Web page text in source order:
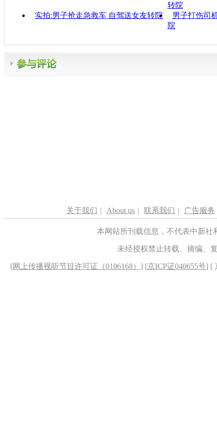
转院
实拍:男子抢走急救车 自驾送女友转院
男子打伤司
院
关于我们 | About us | 联系我们 | 广告服务
本网站所刊载信息，不代表中新
未经授权禁止转载、摘编、
[网上传播视听节目许可证（0106168） ] [京ICP证040655号] [